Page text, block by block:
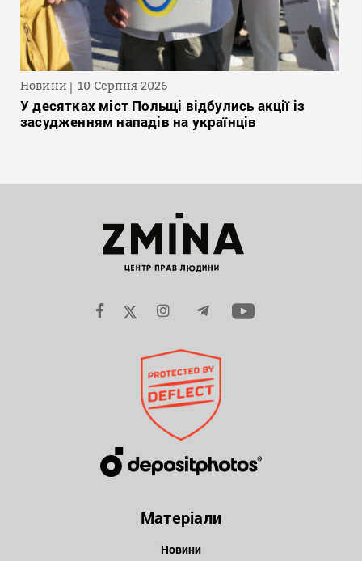
Новини 10 Серпня 2026
У десятках міст Польщі відбулись акції із
засудженням нападів на українців
Матеріали
Новини